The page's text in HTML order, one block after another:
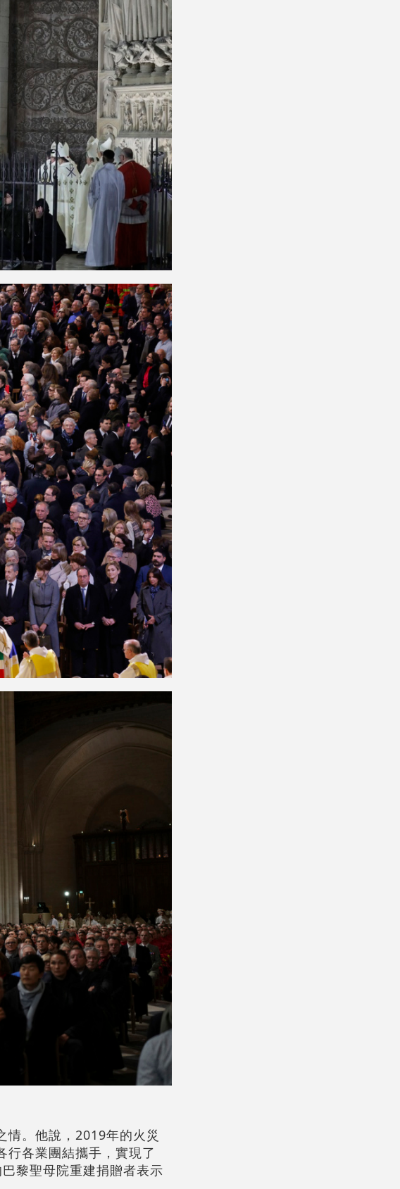
情。他說，2019年的火災
行各業團結攜手，實現了
黎聖母院重建捐贈者表示